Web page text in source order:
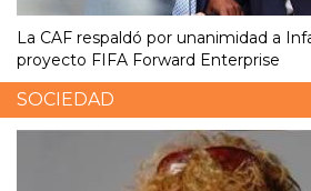
La CAF respaldó por unanimidad a
proyecto FIFA Forward Enterprise
SOCIEDAD